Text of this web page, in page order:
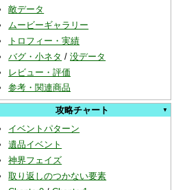
敵データ
ムービーギャラリー
トロフィー・実績
バグ・小ネタ /没データ
レビュー・評価
参考・関連商品
攻略チャート
イベントパターン
遺品イベント
神界フェイズ
取り返しのつかない要素